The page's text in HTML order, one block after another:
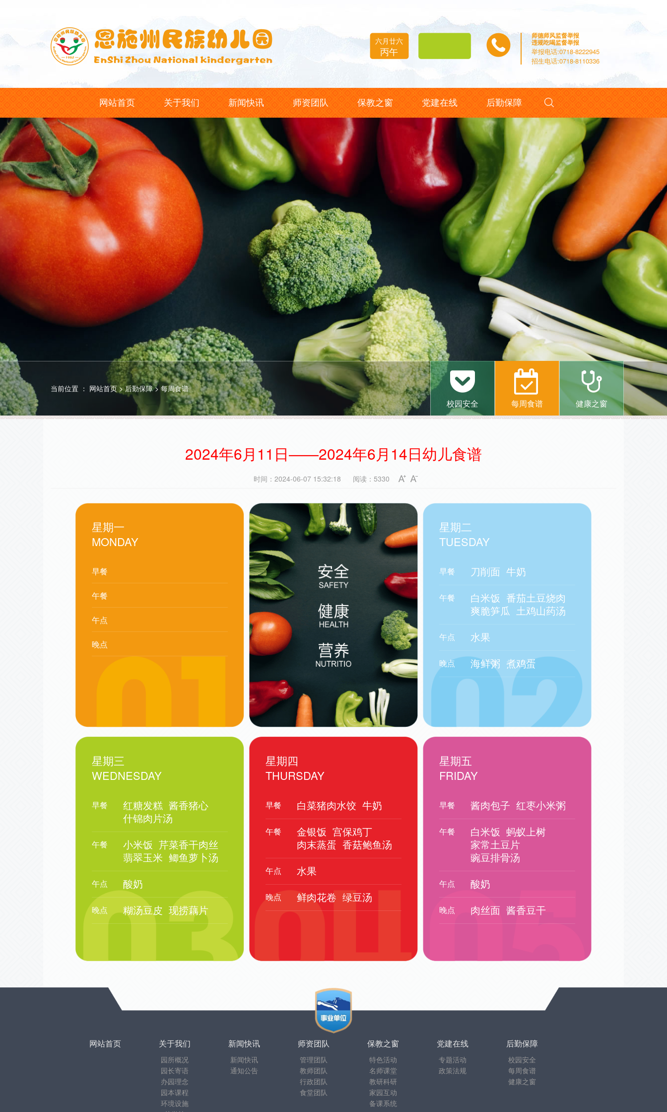
六月廿六
丙午
师德师风监督举报
违规吃喝监督举报
举报电话:0718-8222945
招生电话:0718-8110336
网站首页 关于我们 新闻快讯 师资团队 保教之窗 党建在线 后勤保障 
当前位置 ： 网站首页 > 后勤保障 > 每周食谱
校园安全 每周食谱 健康之窗
2024年6月11日——2024年6月14日幼儿食谱
时间：2024-06-07 15:32:18 阅读：5330
星期一
MONDAY
早餐
午餐
午点
晚点
星期二
TUESDAY
早餐 刀削面 牛奶
午餐 白米饭 番茄土豆烧肉
爽脆笋瓜 土鸡山药汤
午点 水果
晚点 海鲜粥 煮鸡蛋
星期三
WEDNESDAY
早餐 红糖发糕 酱香猪心
什锦肉片汤
午餐 小米饭 芹菜香干肉丝
翡翠玉米 鲫鱼萝卜汤
午点 酸奶
晚点 糊汤豆皮 现捞藕片
星期四
THURSDAY
早餐 白菜猪肉水饺 牛奶
午餐 金银饭 宫保鸡丁
肉末蒸蛋 香菇鲍鱼汤
午点 水果
晚点 鲜肉花卷 绿豆汤
星期五
FRIDAY
早餐 酱肉包子 红枣小米粥
午餐 白米饭 蚂蚁上树
家常土豆片
豌豆排骨汤
午点 酸奶
晚点 肉丝面 酱香豆干
网站首页 关于我们
园所概况
园长寄语
办园理念
园本课程
环境设施
新闻快讯
新闻快讯
通知公告
师资团队
管理团队
教师团队
行政团队
食堂团队
保教之窗
特色活动
名师课堂
教研科研
家园互动
备课系统
党建在线
专题活动
政策法规
后勤保障
校园安全
每周食谱
健康之窗